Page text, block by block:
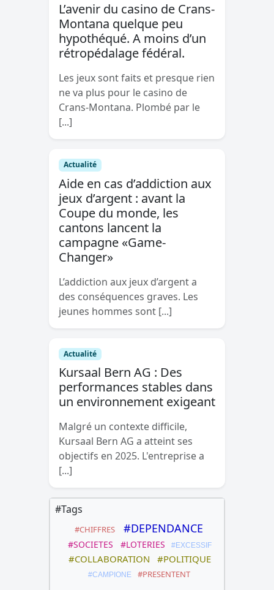
L’avenir du casino de Crans-
Montana quelque peu
hypothéqué. A moins d’un
rétropédalage fédéral.
Les jeux sont faits et presque rien
ne va plus pour le casino de
Crans-Montana. Plombé par le
[...]
Actualité
Aide en cas d’addiction aux
jeux d’argent : avant la
Coupe du monde, les
cantons lancent la
campagne «Game-
Changer»
L’addiction aux jeux d’argent a
des conséquences graves. Les
jeunes hommes sont [...]
Actualité
Kursaal Bern AG : Des
performances stables dans
un environnement exigeant
Malgré un contexte difficile,
Kursaal Bern AG a atteint ses
objectifs en 2025. L'entreprise a
[...]
#Tags
#CHIFFRES #DEPENDANCE
#SOCIETES #LOTERIES #EXCESSIF
#COLLABORATION #POLITIQUE
#CAMPIONE #PRESENTENT